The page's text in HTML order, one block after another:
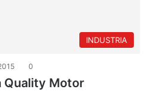
INDUSTRIA
0
Quality Motor